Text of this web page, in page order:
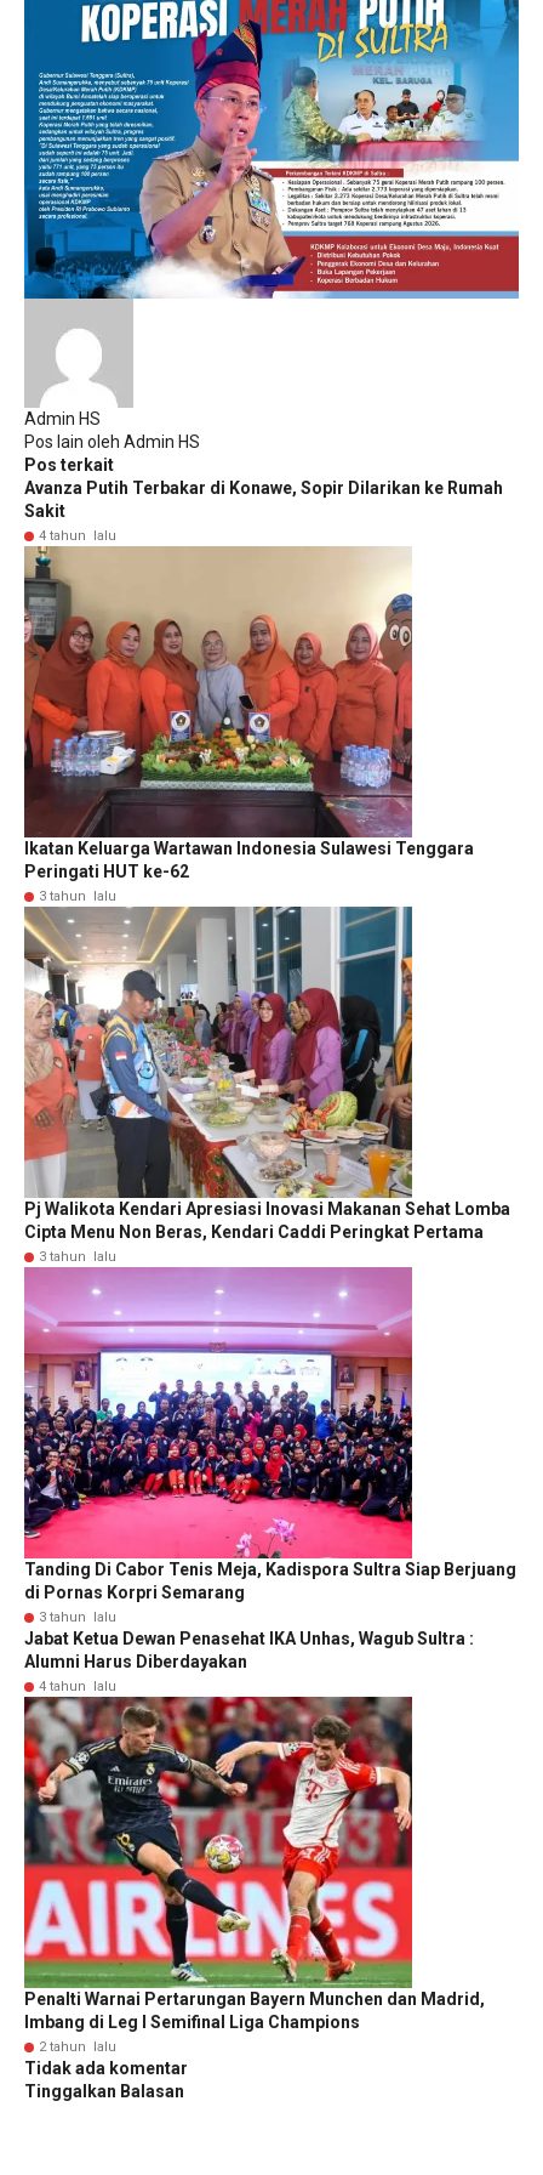
Admin HS
Pos lain oleh Admin HS
Pos terkait
Avanza Putih Terbakar di Konawe, Sopir Dilarikan ke Rumah
Sakit
4 tahun lalu
Ikatan Keluarga Wartawan Indonesia Sulawesi Tenggara
Peringati HUT ke-62
3 tahun lalu
Pj Walikota Kendari Apresiasi Inovasi Makanan Sehat Lomba
Cipta Menu Non Beras, Kendari Caddi Peringkat Pertama
3 tahun lalu
Tanding Di Cabor Tenis Meja, Kadispora Sultra Siap Berjuang
di Pornas Korpri Semarang
3 tahun lalu
Jabat Ketua Dewan Penasehat IKA Unhas, Wagub Sultra :
Alumni Harus Diberdayakan
4 tahun lalu
Penalti Warnai Pertarungan Bayern Munchen dan Madrid,
Imbang di Leg I Semifinal Liga Champions
2 tahun lalu
Tidak ada komentar
Tinggalkan Balasan